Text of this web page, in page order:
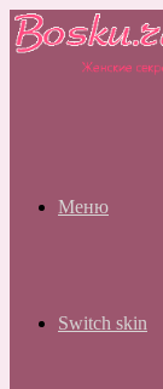
Меню
Switch skin